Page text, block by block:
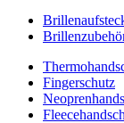
Fingerschutz